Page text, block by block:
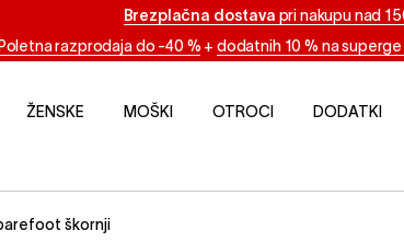
Brezplačna dostava pri nakupu nad
Poletna razprodaja do -40 % + dodatnih 10 % na
ŽENSKE MOŠKI OTROCI DODATKI
škornji